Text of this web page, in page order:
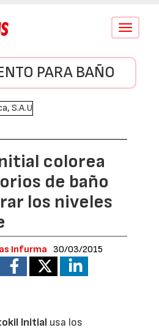
Conmutar
PARA BAÑO
colorea
de baño
los niveles
Infurma 30/03/2015
Initial usa los